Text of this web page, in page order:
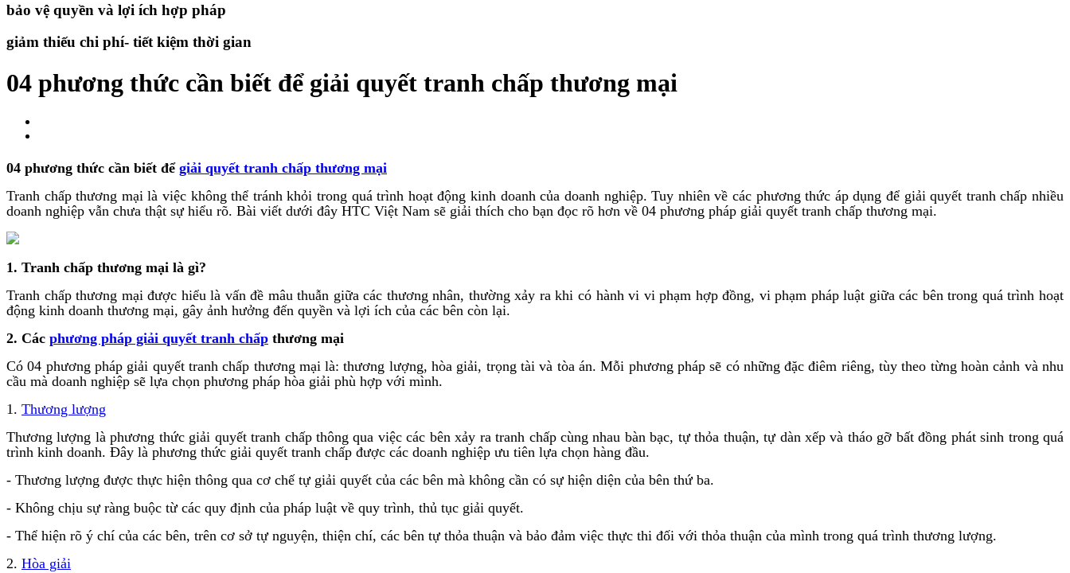
bảo vệ quyền và lợi ích hợp pháp
giảm thiếu chi phí- tiết kiệm thời gian
04 phương thức cần biết để giải quyết tranh chấp thương mại
04 phương thức cần biết để giải quyết tranh chấp thương mại
Tranh chấp thương mại là việc không thể tránh khỏi trong quá trình hoạt động kinh doanh của doanh nghiệp. Tuy nhiên về các phương thức áp dụng để giải quyết tranh chấp nhiều
doanh nghiệp vẫn chưa thật sự hiểu rõ. Bài viết dưới đây HTC Việt Nam sẽ giải thích cho bạn đọc rõ hơn về 04 phương pháp giải quyết tranh chấp thương mại.
1. Tranh chấp thương mại là gì?
Tranh chấp thương mại được hiểu là vấn đề mâu thuẫn giữa các thương nhân, thường xảy ra khi có hành vi vi phạm hợp đồng, vi phạm pháp luật giữa các bên trong quá trình hoạt
động kinh doanh thương mại, gây ảnh hưởng đến quyền và lợi ích của các bên còn lại.
2. Các phương pháp giải quyết tranh chấp thương mại
Có 04 phương pháp giải quyết tranh chấp thương mại là: thương lượng, hòa giải, trọng tài và tòa án. Mỗi phương pháp sẽ có những đặc điêm riêng, tùy theo từng hoàn cảnh và nhu
cầu mà doanh nghiệp sẽ lựa chọn phương pháp hòa giải phù hợp với mình.
1. Thương lượng
Thương lượng là phương thức giải quyết tranh chấp thông qua việc các bên xảy ra tranh chấp cùng nhau bàn bạc, tự thỏa thuận, tự dàn xếp và tháo gỡ bất đồng phát sinh trong quá
trình kinh doanh. Đây là phương thức giải quyết tranh chấp được các doanh nghiệp ưu tiên lựa chọn hàng đầu.
- Thương lượng được thực hiện thông qua cơ chế tự giải quyết của các bên mà không cần có sự hiện diện của bên thứ ba.
- Không chịu sự ràng buộc từ các quy định của pháp luật về quy trình, thủ tục giải quyết.
- Thể hiện rõ ý chí của các bên, trên cơ sở tự nguyện, thiện chí, các bên tự thỏa thuận và bảo đảm việc thực thi đối với thỏa thuận của mình trong quá trình thương lượng.
2. Hòa giải